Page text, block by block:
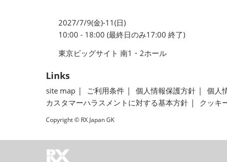
2027/7/9(金)-11(日)
10:00 - 18:00 (最終日のみ17:00 終了)
東京ビッグサイト 南1・2ホール
Links
site map ご利用条件 個人情報保護方針 個人
カスタマーハラスメントに対する基本方針
クッキ
Copyright © RX Japan GK